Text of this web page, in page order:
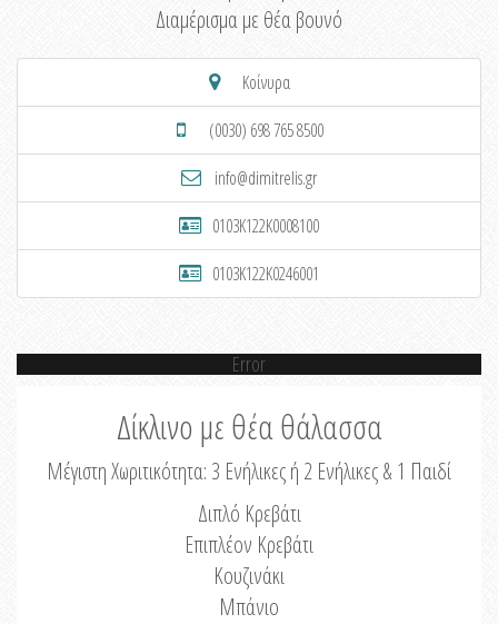
Διαμέρισμα με θέα βουνό
Κοίνυρα
(0030) 698 765 8500
info@dimitrelis.gr
0103K122K0008100
0103K122K0246001
Error
Δίκλινο με θέα θάλασσα
Μέγιστη Χωριτικότητα: 3 Ενήλικες ή 2 Ενήλικες & 1 Παιδί
Διπλό Κρεβάτι
Επιπλέον Κρεβάτι
Κουζινάκι
Μπάνιο